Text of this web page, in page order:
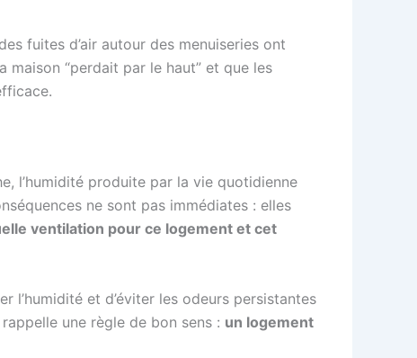
fuites d’air autour des menuiseries ont
“perdait par le haut” et que les
l’humidité produite par la vie quotidienne
ne sont pas immédiates : elles
ventilation pour ce logement et cet
l’humidité et d’éviter les odeurs persistantes
une règle de bon sens : un logement